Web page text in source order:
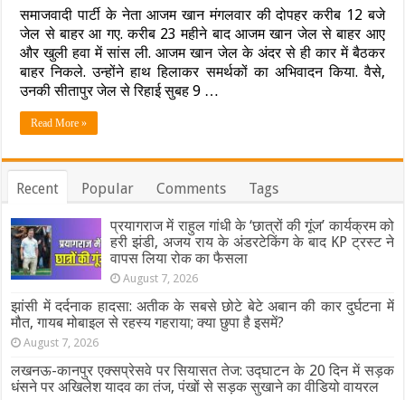
लाख
का
चालान
कैद
के
बाद
सपा
नेता
बाद
से
हुए
आज़म
खान,
जश्न
का
माहौल
समाजवादी पार्टी के नेता आजम खान मंगलवार की दोपहर करीब 12 बजे
जेल से बाहर आ गए. करीब 23 महीने बाद आजम खान जेल से बाहर आए
और खुली हवा में सांस ली. आजम खान जेल के अंदर से ही कार में बैठकर
बाहर निकले. उन्होंने हाथ हिलाकर समर्थकों का अभिवादन किया. वैसे,
उनकी सीतापुर जेल से रिहाई सुबह 9 …
Read More »
Recent Popular Comments Tags
प्रयागराज में राहुल गांधी के ‘छात्रों की गूंज’ कार्यक्रम को
हरी झंडी, अजय राय के अंडरटेकिंग के बाद KP ट्रस्ट ने
वापस लिया रोक का फैसला
August 7, 2026
झांसी में दर्दनाक हादसा: अतीक के सबसे छोटे बेटे अबान की कार दुर्घटना में
मौत, गायब मोबाइल से रहस्य गहराया; क्या छुपा है इसमें?
August 7, 2026
लखनऊ-कानपुर एक्सप्रेसवे पर सियासत तेज: उद्घाटन के 20 दिन में सड़क
धंसने पर अखिलेश यादव का तंज, पंखों से सड़क सुखाने का वीडियो वायरल